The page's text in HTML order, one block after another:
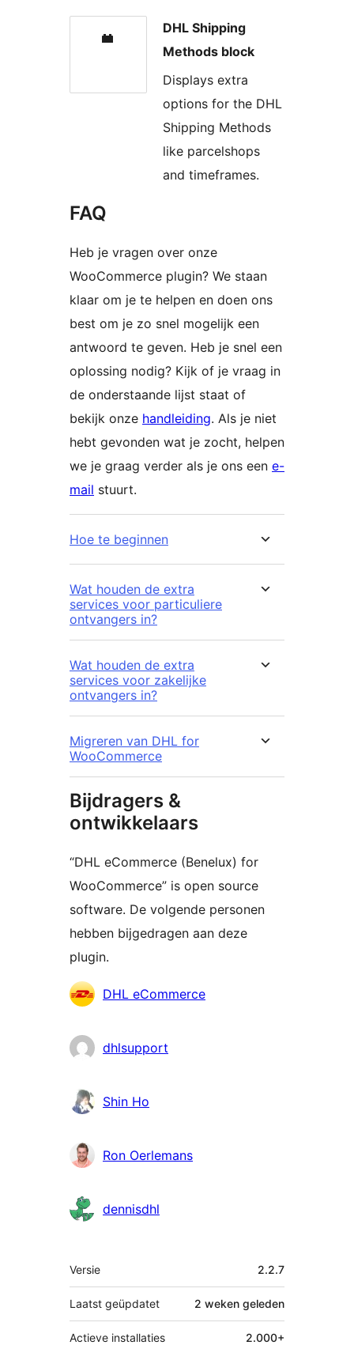
DHL Shipping
Methods block
Displays extra
options for the DHL
Shipping Methods
like parcelshops
and timeframes.
FAQ
Heb je vragen over onze
WooCommerce plugin? We staan
klaar om je te helpen en doen ons
best om je zo snel mogelijk een
antwoord te geven. Heb je snel een
oplossing nodig? Kijk of je vraag in
de onderstaande lijst staat of
bekijk onze handleiding. Als je niet
hebt gevonden wat je zocht, helpen
we je graag verder als je ons een e-
mail stuurt.
Hoe te beginnen
Wat houden de extra
services voor particuliere
ontvangers in?
Wat houden de extra
services voor zakelijke
ontvangers in?
Migreren van DHL for
WooCommerce
Bijdragers &
ontwikkelaars
“DHL eCommerce (Benelux) for
WooCommerce” is open source
software. De volgende personen
hebben bijgedragen aan deze
plugin.
BijdragersDHL eCommerce
dhlsupport
Shin Ho
Ron Oerlemans
dennisdhl
Meta
Versie 2.2.7
Laatst geüpdatet 2 weken geleden
Actieve installaties 2.000+